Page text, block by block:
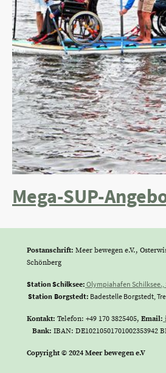
Mega-SUP-
Postanschrift: Meer bewegen e.V.,
Schönberg
Station Schilksee: Olympiahafen Schilksee.,
Station Borgstedt: Badestelle Borgstedt,
Kontakt: Telefon: +49 170 3825405, Email:
Bank: IBAN: DE10210501701002353942
Copyright © 2024 Meer bewegen e.V